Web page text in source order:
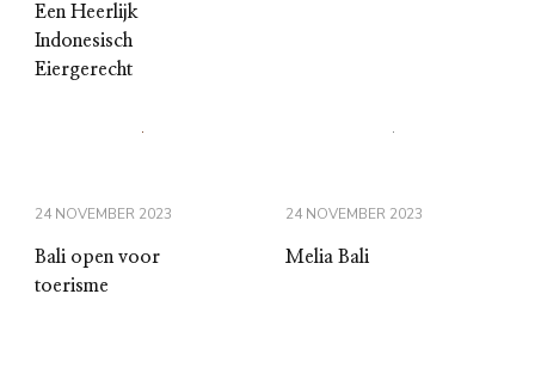
Een Heerlijk
Indonesisch
Eiergerecht
24 NOVEMBER 2023
Bali open voor
toerisme
24 NOVEMBER 2023
Melia Bali